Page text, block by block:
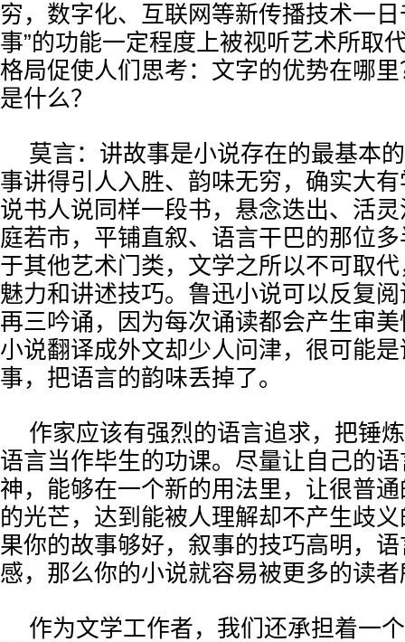
穷，数字化、互联网等新传播技术一
事”的功能一定程度上被视听艺术所取
格局促使人们思考：文字的优势在哪
是什么？
莫言：讲故事是小说存在的最基本
事讲得引人入胜、韵味无穷，确实大
说书人说同样一段书，悬念迭出、活
庭若市，平铺直叙、语言干巴的那位
于其他艺术门类，文学之所以不可取
魅力和讲述技巧。鲁迅小说可以反复
再三吟诵，因为每次诵读都会产生审
小说翻译成外文却少人问津，很可能
事，把语言的韵味丢掉了。
作家应该有强烈的语言追求，把锤
语言当作毕生的功课。尽量让自己的
神，能够在一个新的用法里，让很普
的光芒，达到能被人理解却不产生歧
果你的故事够好，叙事的技巧高明，
感，那么你的小说就容易被更多的读
作为文学工作者，我们还承担着一